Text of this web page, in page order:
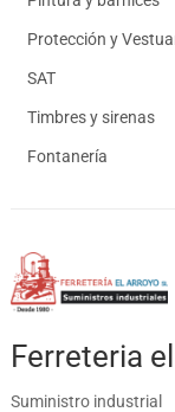
Protección y
SAT
Timbres y sirenas
Fontanería
Ferreteria
Suministro industrial